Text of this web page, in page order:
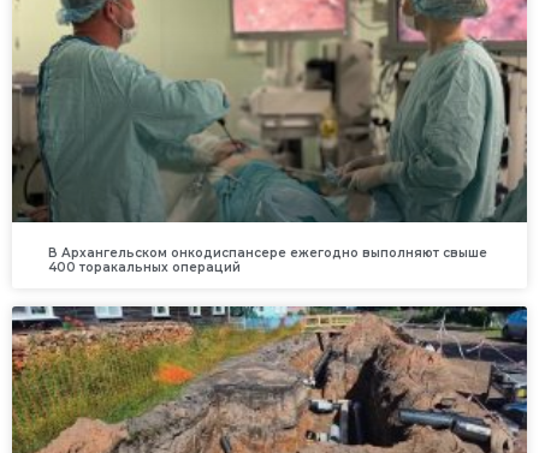
В Архангельском онкодиспансере ежегодно выполняют свыше
400 торакальных операций